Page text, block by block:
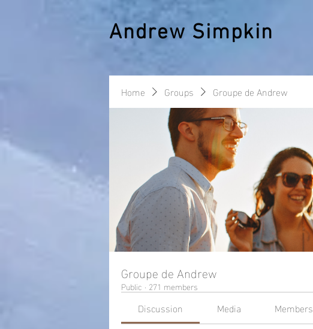
Andrew Simpkin
Home Groups Groupe de Andrew
Groupe de Andrew
Public · 271 members
Discussion
Media Members